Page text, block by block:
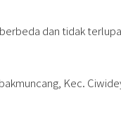
dan tidak
Kec.